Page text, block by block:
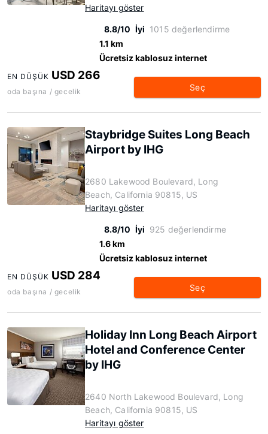
Haritayı göster
8.8/10 İyi 1015 değerlendirme
1.1 km
Ücretsiz kablosuz internet
EN DÜŞÜK USD 266
oda başına / gecelik Seç
Staybridge Suites Long Beach
Airport by IHG
2680 Lakewood Boulevard, Long
Beach, California 90815, US
Haritayı göster
8.8/10 İyi 925 değerlendirme
1.6 km
Ücretsiz kablosuz internet
EN DÜŞÜK USD 284
oda başına / gecelik Seç
Holiday Inn Long Beach Airport
Hotel and Conference Center
by IHG
2640 North Lakewood Boulevard, Long
Beach, California 90815, US
Haritayı göster